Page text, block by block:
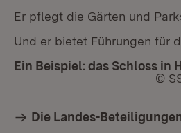
Er pflegt die Gärten und
Und er bietet Führungen für
Ein Beispiel: das Schloss in
©
Die Landes-